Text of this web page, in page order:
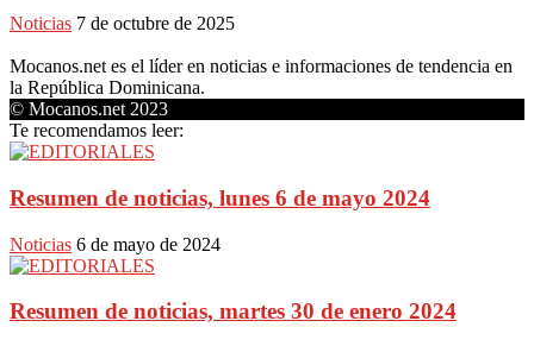
Noticias 7 de octubre de 2025
Mocanos.net es el líder en noticias e informaciones de tendencia en
la República Dominicana.
© Mocanos.net 2023
Te recomendamos leer:
Resumen de noticias, lunes 6 de mayo 2024
Noticias 6 de mayo de 2024
Resumen de noticias, martes 30 de enero 2024